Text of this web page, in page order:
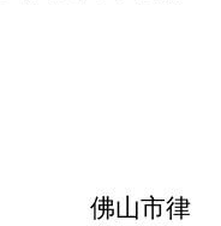
佛山市律